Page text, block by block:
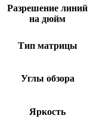
Разрешение линий
на дюйм
Тип матрицы
Углы обзора
Яркость